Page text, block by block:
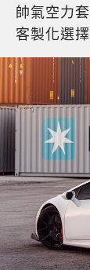
帥氣空力
客製化選擇